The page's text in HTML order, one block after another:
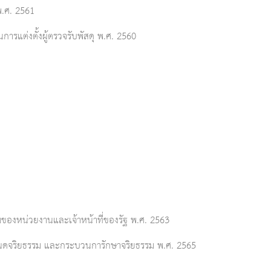
. 2561
การแต่งตั้งผู้ตรวจรับพัสดุ พ.ศ. 2560
องหน่วยงานและเจ้าหน้าที่ของรัฐ พ.ศ. 2563
จริยธรรม และกระบวนการักษาจริยธรรม พ.ศ. 2565